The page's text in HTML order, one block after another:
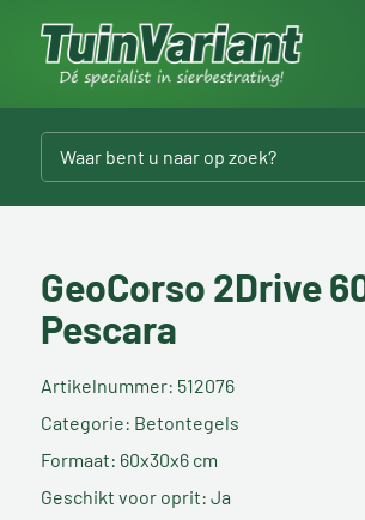
GeoCorso 2Drive
Pescara
Artikelnummer: 512076
Categorie: Betontegels
Formaat: 60x30x6 cm
Geschikt voor oprit: Ja